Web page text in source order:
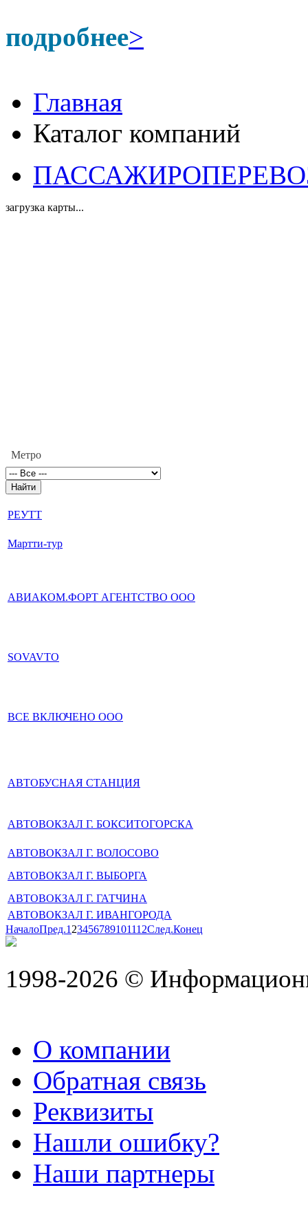
подробнее>
Главная
Каталог компаний
загрузка карты...
Метро
РЕУТТ
Мартти-тур
АВИАКОМ.ФОРТ АГЕНТСТВО ООО
SOVAVTO
ВСЕ ВКЛЮЧЕНО ООО
АВТОБУСНАЯ СТАНЦИЯ
АВТОВОКЗАЛ Г. БОКСИТОГОРСКА
АВТОВОКЗАЛ Г. ВОЛОСОВО
АВТОВОКЗАЛ Г. ВЫБОРГА
АВТОВОКЗАЛ Г. ГАТЧИНА
АВТОВОКЗАЛ Г. ИВАНГОРОДА
НачалоПред.1 23456789101112След.Конец
1998-2026 ©
О компании
Обратная связь
Реквизиты
Нашли ошибку?
Наши партнеры